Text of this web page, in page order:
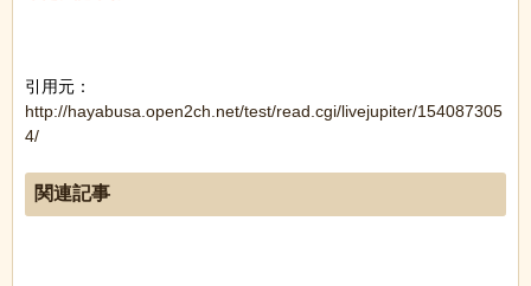
引用元：
http://hayabusa.open2ch.net/test/read.cgi/livejupiter/154087305
4/
関連記事